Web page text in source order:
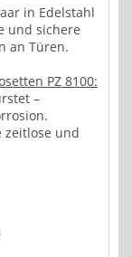
in Edelstahl
und sichere
an Türen.
PZ 8100:
–
zeitlose und